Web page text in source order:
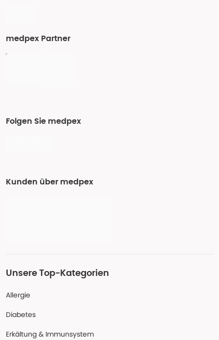
medpex Partner
Folgen Sie medpex
Kunden über medpex
Unsere Top-Kategorien
Allergie
Diabetes
Erkältung & Immunsystem